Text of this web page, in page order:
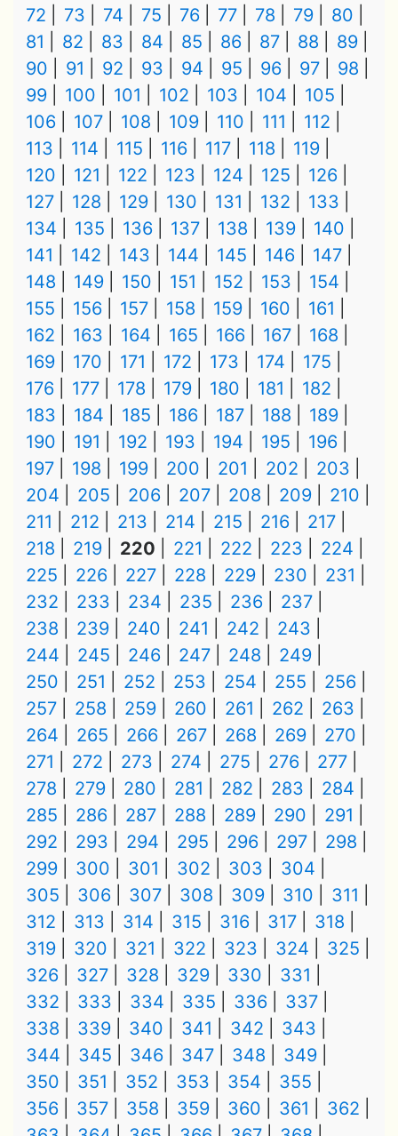
72
73 74 75 76 77 78 79
80
81
82 83 84 85 86 87 88
89
90
91 92 93 94 95 96 97
98
99
100 101 102 103 104
105
106
107 108 109 110 111
112
113
114 115 116 117 118
119
120
121 122 123 124 125
126
127
128 129 130 131 132
133
134
135 136 137 138 139
140
141
142 143 144 145 146
147
148
149 150 151 152 153
154
155
156 157 158 159 160
161
162
163 164 165 166 167
168
169
170 171 172 173 174
175
176
177 178 179 180 181
182
183
184 185 186 187 188
189
190
191 192 193 194 195
196
197
198 199 200 201 202
203
204
205 206 207 208 209
210
211
212 213 214 215 216
217
218
219 220 221 222 223
224
225
226 227 228 229 230
231
232
233 234 235 236
237
238
239 240 241 242
243
244
245 246 247 248
249
250
251 252 253 254 255
256
257
258 259 260 261 262
263
264
265 266 267 268 269
270
271
272 273 274 275 276
277
278
279 280 281 282 283
284
285
286 287 288 289 290
291
292
293 294 295 296 297
298
299
300 301 302 303
304
305
306 307 308 309 310
311
312
313 314 315 316 317
318
319
320 321 322 323 324
325
326
327 328 329 330
331
332
333 334 335 336
337
338
339 340 341 342
343
344
345 346 347 348
349
350
351 352 353 354
355
356
357 358 359 360 361
362